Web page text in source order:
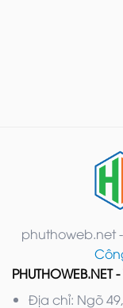
phuthoweb.net
PHUTHOWEB.NET
Địa chỉ: Ngõ